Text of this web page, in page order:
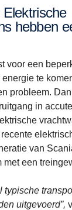
hebben
voor een
te
probleem.
in
van
met een
typische
uitgevoerd”,